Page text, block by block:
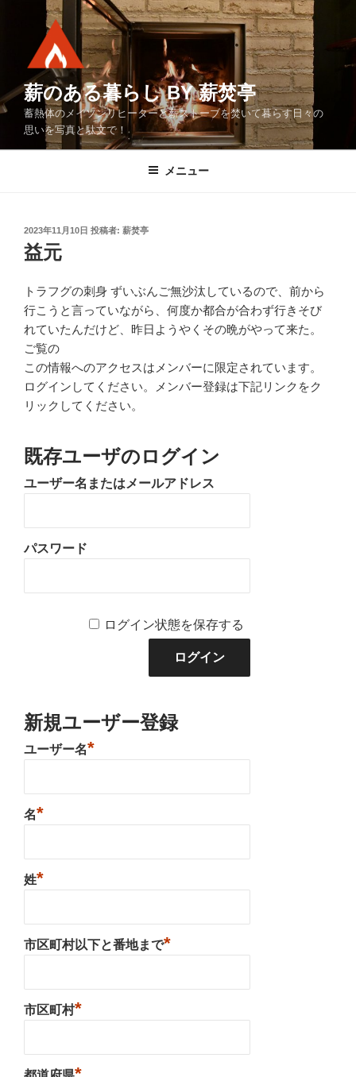
へ
薪のある暮らし BY 薪焚亭
蓄熱体のメイソンリヒーターと薪ストーブを焚いて暮らす日々の
思いを写真と駄文で！
メニュー
投
稿
日:
2023年11月10日 投稿者: 薪焚亭
益元
トラフグの刺身 ずいぶんご無沙汰しているので、前から
行こうと言っていながら、何度か都合が合わず行きそび
れていたんだけど、昨日ようやくその晩がやって来た。
ご覧の
この情報へのアクセスはメンバーに限定されています。
ログインしてください。メンバー登録は下記リンクをク
リックしてください。
既存ユーザのログイン
ユーザー名またはメールアドレス
パスワード
ログイン状態を保存する
新規ユーザー登録
ユーザー名*
名*
姓*
市区町村以下と番地まで*
市区町村*